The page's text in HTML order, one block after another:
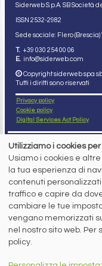
Siderweb S.p.A. SB Società
ISSN 2532-2982
Sede sociale: Flero
T. +39 030 254 00 06
E. info@siderweb.com
Copyright siderweb spa
Tutti i diritti sono riservati
Privacy policy
Cookie policy
Digital Services Act Policy
MENU
NEWS
PREZZI ITALIA
MERCATI
SERVIZI
ABBONAMENTI
MADE IN STEEL
NEWSLETTER
Capitale Sociale: 190.000€
Codice Fiscale e Partita I.V.A.:
Utilizziamo i cookies
Usiamo i cookies e
la tua esperienza di
contenuti
traffico e capire da
cambiare le tue
vengano memorizzati
nel nostro sito web. Per
policy.